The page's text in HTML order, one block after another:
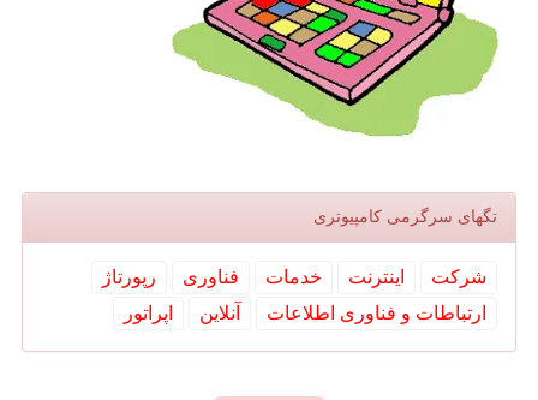
تگهای سرگرمی كامپیوتری
شركت اینترنت خدمات فناوری
رپورتاژ
ارتباطات و فناوری اطلاعات
آنلاین اپراتور